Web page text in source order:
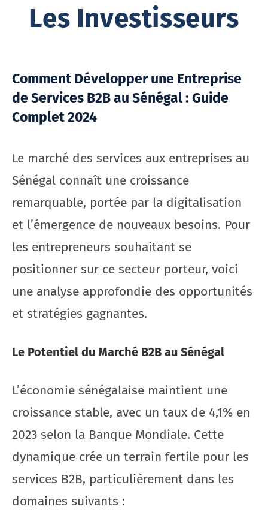
Les Investisseurs
Comment Développer une Entreprise
de Services B2B au Sénégal : Guide
Complet 2024
Le marché des services aux entreprises au
Sénégal connaît une croissance
remarquable, portée par la digitalisation
et l’émergence de nouveaux besoins. Pour
les entrepreneurs souhaitant se
positionner sur ce secteur porteur, voici
une analyse approfondie des opportunités
et stratégies gagnantes.
Le Potentiel du Marché B2B au Sénégal
L’économie sénégalaise maintient une
croissance stable, avec un taux de 4,1% en
2023 selon la Banque Mondiale. Cette
dynamique crée un terrain fertile pour les
services B2B, particulièrement dans les
domaines suivants :